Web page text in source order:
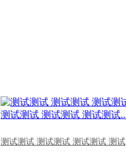
测试测试 测试测试 测试测试 测试